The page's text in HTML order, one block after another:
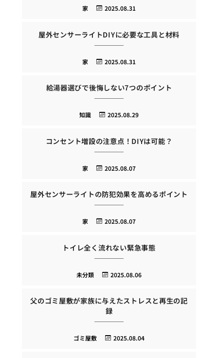
2025.08.31
家
屋外センサーライトDIYに必要な工具と材料
2025.08.31
家
給湯器選びで後悔しない7つのポイント
2025.08.29
知識
コンセント増設の注意点！DIYは可能？
2025.08.07
家
屋外センサーライトの防犯効果を高めるポイント
2025.08.07
家
トイレ全く流れない緊急事態
2025.08.06
未分類
父のゴミ屋敷が家族に与えたストレスと再生の記
録
2025.08.04
ゴミ屋敷